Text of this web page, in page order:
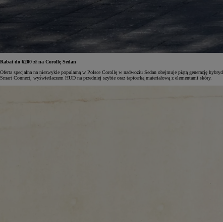
105 300 zł
Corolla Hatchback
HYBRID
Rabat do 6200 zł na Corollę Sedan
Oferta specjalna na niezwykle popularną w Polsce Corollę w nadwoziu Sedan obejmuje piątą generację
Smart Connect, wyświetlaczem HUD na przedniej szybie oraz tapicerką materiałową z elementami skóry.